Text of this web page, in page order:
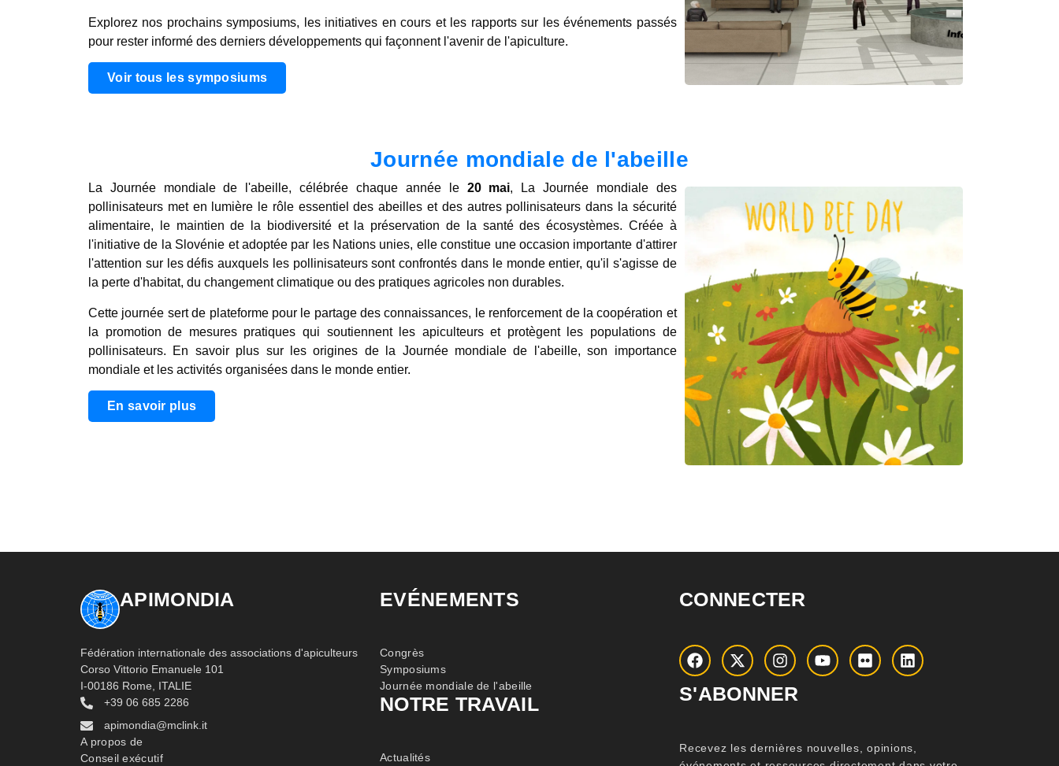
Explorez nos prochains symposiums, les initiatives en cours et les rapports sur les événements passés
pour rester informé des derniers développements qui façonnent l'avenir de l'apiculture.
Voir tous les symposiums
Journée mondiale de l'abeille
La Journée mondiale de l'abeille, célébrée chaque année le 20 mai, La Journée mondiale des
pollinisateurs met en lumière le rôle essentiel des abeilles et des autres pollinisateurs dans la sécurité
alimentaire, le maintien de la biodiversité et la préservation de la santé des écosystèmes. Créée à
l'initiative de la Slovénie et adoptée par les Nations unies, elle constitue une occasion importante d'attirer
l'attention sur les défis auxquels les pollinisateurs sont confrontés dans le monde entier, qu'il s'agisse de
la perte d'habitat, du changement climatique ou des pratiques agricoles non durables.
Cette journée sert de plateforme pour le partage des connaissances, le renforcement de la coopération et
la promotion de mesures pratiques qui soutiennent les apiculteurs et protègent les populations de
pollinisateurs. En savoir plus sur les origines de la Journée mondiale de l'abeille, son importance
mondiale et les activités organisées dans le monde entier.
En savoir plus
APIMONDIA
Fédération internationale des associations d'apiculteurs
Corso Vittorio Emanuele 101
I-00186 Rome, ITALIE
+39 06 685 2286
apimondia@mclink.it
A propos de
Conseil exécutif
EVÉNEMENTS
Congrès
Symposiums
Journée mondiale de l'abeille
NOTRE TRAVAIL
Actualités
CONNECTER
S'ABONNER
Recevez les dernières nouvelles, opinions,